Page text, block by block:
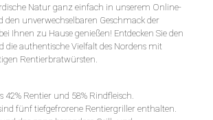
Natur ganz einfach in unserem Online-
den unverwechselbaren Geschmack der
Ihnen zu Hause genießen! Entdecken Sie den
die authentische Vielfalt des Nordens mit
Rentierbratwürsten.
42% Rentier und 58% Rindfleisch.
fünf tiefgefrorene Rentiergriller enthalten.